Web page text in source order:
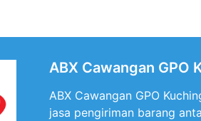
ABX Cawangan GPO
ABX Cawangan GPO
jasa pengiriman barang